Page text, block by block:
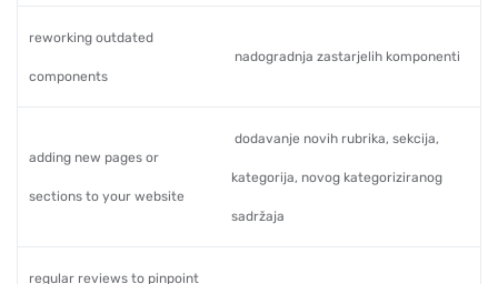
reworking outdated
components
nadogradnja zastarjelih komponenti
adding new pages or
sections to your website
dodavanje novih rubrika, sekcija,
kategorija, novog kategoriziranog
sadržaja
regular reviews to pinpoint